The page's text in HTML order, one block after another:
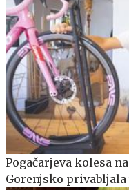
Pogačarjeva kolesa
Gorenjsko